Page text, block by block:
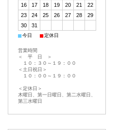
16
17 18 19 20 21
22
23
24 25 26 27 28
29
30
31
■今日 ■定休日
営業時間
＜ 平 日 ＞
１０：３０～１９：００
＜土日祝日＞
１０：００～１９：００
＜定休日＞
木曜日、第一日曜日、第二水曜日、
第三水曜日